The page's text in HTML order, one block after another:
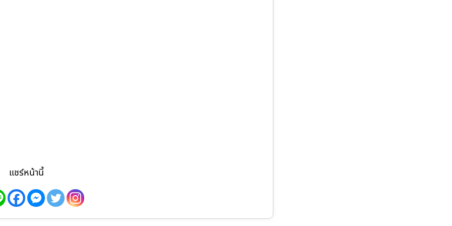
แชร์หน้านี้